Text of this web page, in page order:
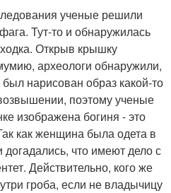
ученые решили
Тут-то и обнаружилась
Открыв крышку
археологи обнаружили,
нарисован образ какой-то
поэтому ученые
изображена богиня - это
как женщина была одета в
догадались, что имеют дело с
Действительно, кого же
гроба, если не владычицу